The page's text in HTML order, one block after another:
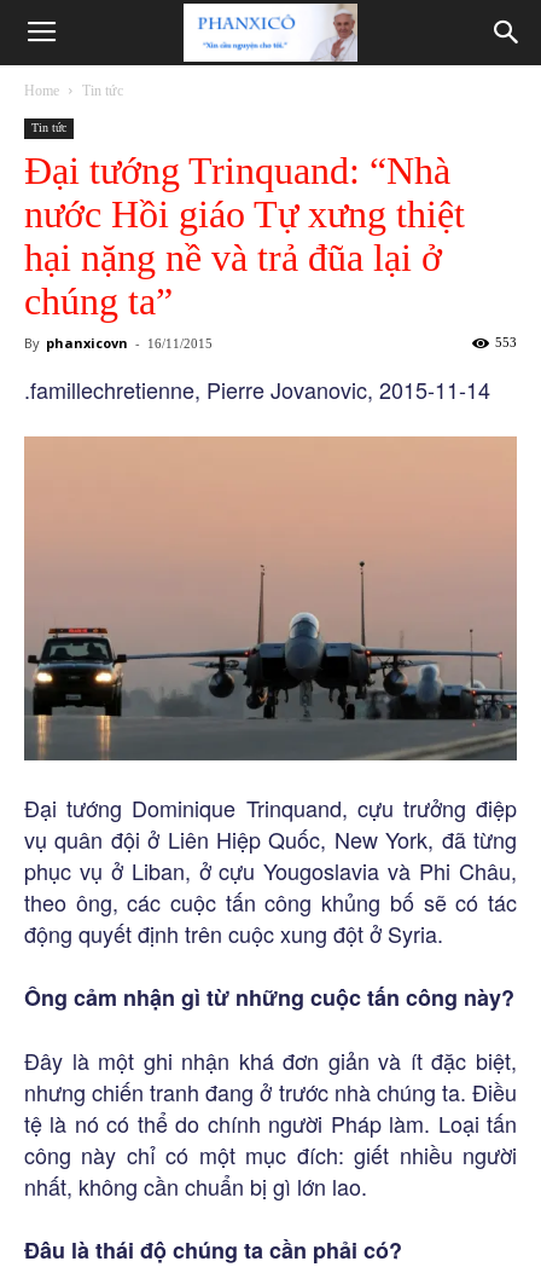
Phanxicô
Home Tin tức
Tin tức
Đại tướng Trinquand: “Nhà
nước Hồi giáo Tự xưng thiệt
hại nặng nề và trả đũa lại ở
chúng ta”
By phanxicovn - 16/11/2015 553
.famillechretienne, Pierre Jovanovic, 2015-11-14
Đại tướng Dominique Trinquand, cựu trưởng điệp
vụ quân đội ở Liên Hiệp Quốc, New York, đã từng
phục vụ ở Liban, ở cựu Yougoslavia và Phi Châu,
theo ông, các cuộc tấn công khủng bố sẽ có tác
động quyết định trên cuộc xung đột ở Syria.
Ông cảm nhận gì từ những cuộc tấn công này?
Đây là một ghi nhận khá đơn giản và ít đặc biệt,
nhưng chiến tranh đang ở trước nhà chúng ta. Điều
tệ là nó có thể do chính người Pháp làm. Loại tấn
công này chỉ có một mục đích: giết nhiều người
nhất, không cần chuẩn bị gì lớn lao.
Đâu là thái độ chúng ta cần phải có?